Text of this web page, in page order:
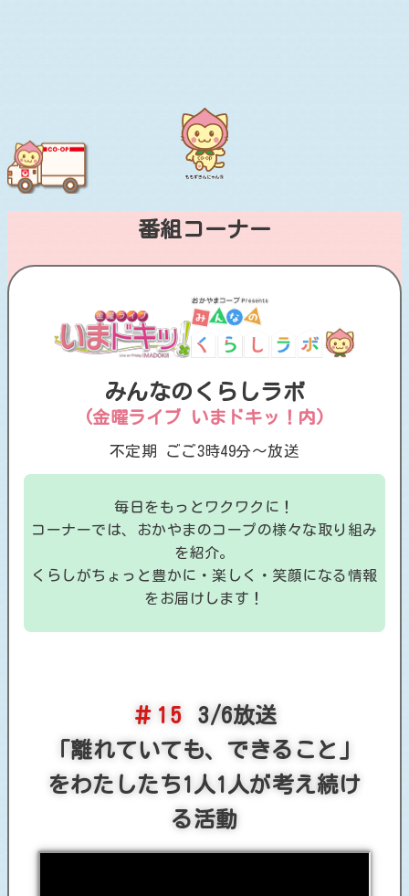
番組コーナー
みんなのくらしラボ
(金曜ライブ いまドキッ！内)
不定期 ごご3時49分～放送
毎日をもっとワクワクに！
コーナーでは、おかやまのコープの様々な取り組み
を紹介。
くらしがちょっと豊かに・楽しく・笑顔になる情報
をお届けします！
3/6放送
「離れていても、できること」
をわたしたち1人1人が考え続け
る活動